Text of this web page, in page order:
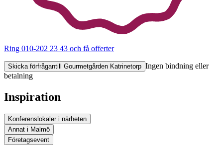
Ring 010-202 23 43 och få offerter
Skicka förfrågantill Gourmetgården Katrinetorp Ingen bindning eller
betalning
Inspiration
Konferenslokaler i närheten
Annat i Malmö
Företagsevent